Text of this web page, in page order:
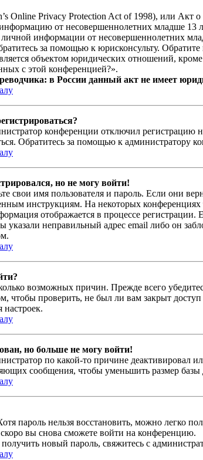
Online Privacy Protection Act of 1998), или Акт
от несовершеннолетних младше 13
информации от несовершеннолетних
за помощью к юрисконсульту.
объектом юридических отношений,
с этой конференцией?».
в России данный акт не имеет
конференции отключил регистрацию
Обратитесь за помощью к администратору
но не могу войти!
свои имя пользователя и пароль. Если они
инструкциям. На некоторых
отображается в процессе
указали неправильный адрес email либо он
возможных причин. Прежде всего
чтобы проверить, не был ли вам закрыт
настроек.
но больше не могу войти!
по какой-то причине деактивировал
сообщения, чтобы уменьшить размер базы
пароль нельзя восстановить, можно легко
вы снова сможете войти на конференцию.
получить новый пароль, свяжитесь с